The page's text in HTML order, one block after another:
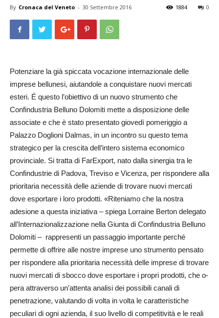
By Cronaca del Veneto - 30 Settembre 2016 0
1884
Potenziare la già spiccata vocazione internazionale delle
imprese bellunesi, aiutandole a conquistare nuovi mercati
esteri. É questo l’o­biettivo di un nuovo strumento che
Confindustria Belluno Dolomiti met­te a disposizione delle
associate e che è stato presentato giovedì pomeriggio a
Palazzo Do­glio­ni Dalmas, in un incontro su questo tema
strategico per la crescita dell’intero sistema economico
provinciale. Si tratta di FarExport, nato dalla sinergia tra le
Confindustrie di Padova, Treviso e Vicenza, per ris­pondere alla
prioritaria necessità delle aziende di trovare nuovi mercati
dove esportare i loro prodotti. «Riteniamo che la nostra
adesione a questa iniziativa – spiega Lorraine Berton delegato
all’In­ter­na­zionalizzazione nella Giunta di Confindustria Belluno
Dolomiti – rappresenti un passaggio importante perché
permette di offrire alle nostre imprese uno strumento pen­sato
per rispondere alla prioritaria necessità delle imprese di trovare
nuovi mercati di sbocco dove esportare i propri prodotti, che o­
pera attraverso un’attenta analisi dei possibili canali di
penetrazione, valutando di volta in volta le caratteristiche
peculiari di ogni azienda, il suo livello di competitività e le re­ali